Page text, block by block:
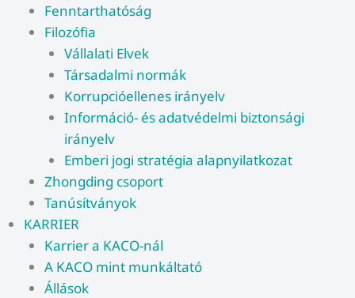
Fenntarthatóság
Filozófia
Vállalati Elvek
Társadalmi normák
Korrupcióellenes irányelv
Információ- és adatvédelmi biztonsági
irányelv
Emberi jogi stratégia alapnyilatkozat
Zhongding csoport
Tanúsítványok
KARRIER
Karrier a KACO-nál
A KACO mint munkáltató
Állások